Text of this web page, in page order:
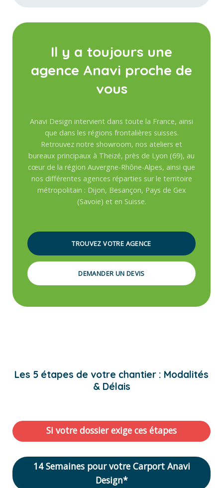
Il y a toujours une
agence Anavi proche de
vous
Anavi Design intervient dans toute la France, ainsi
que dans les régions frontalières suisses.
Retrouvez notre showroom, nos ateliers et
bureaux principaux à Theizé, près de Lyon (69), au
cœur de la région Auvergne-Rhône-Alpes, ainsi que
nos différentes agences réparties sur le territoire
métropolitain : Dijon, Besançon, Pays de Gex
(Savoie) et en Suisse.
TROUVEZ VOTRE AGENCE
DEMANDER UN DEVIS
Les 5 étapes de votre chantier : Modalités
& Délais
Si votre dossier exige ces étapes
14 Semaines pour votre Carport Anavi
Design*